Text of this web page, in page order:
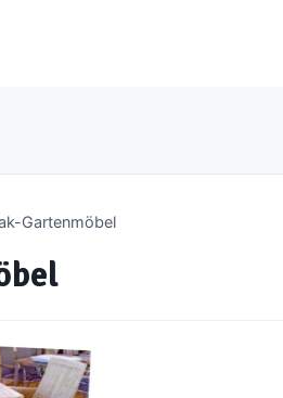
Gartenmöbel